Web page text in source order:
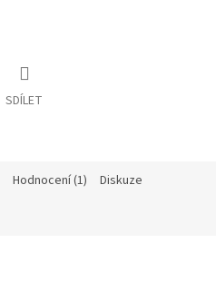
SDÍLET
Hodnocení (1) Diskuze